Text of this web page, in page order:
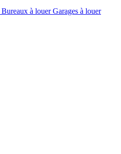
Bureaux à louer Garages à louer